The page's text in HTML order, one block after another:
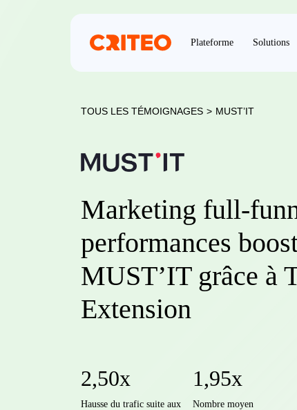
Plateforme Solutions
TOUS LES TÉMOIGNAGES > MUST’IT
Marketing full-
performances
MUST’IT grâce à
Extension
2,50x
Hausse du trafic suite aux
1,95x
Nombre moyen